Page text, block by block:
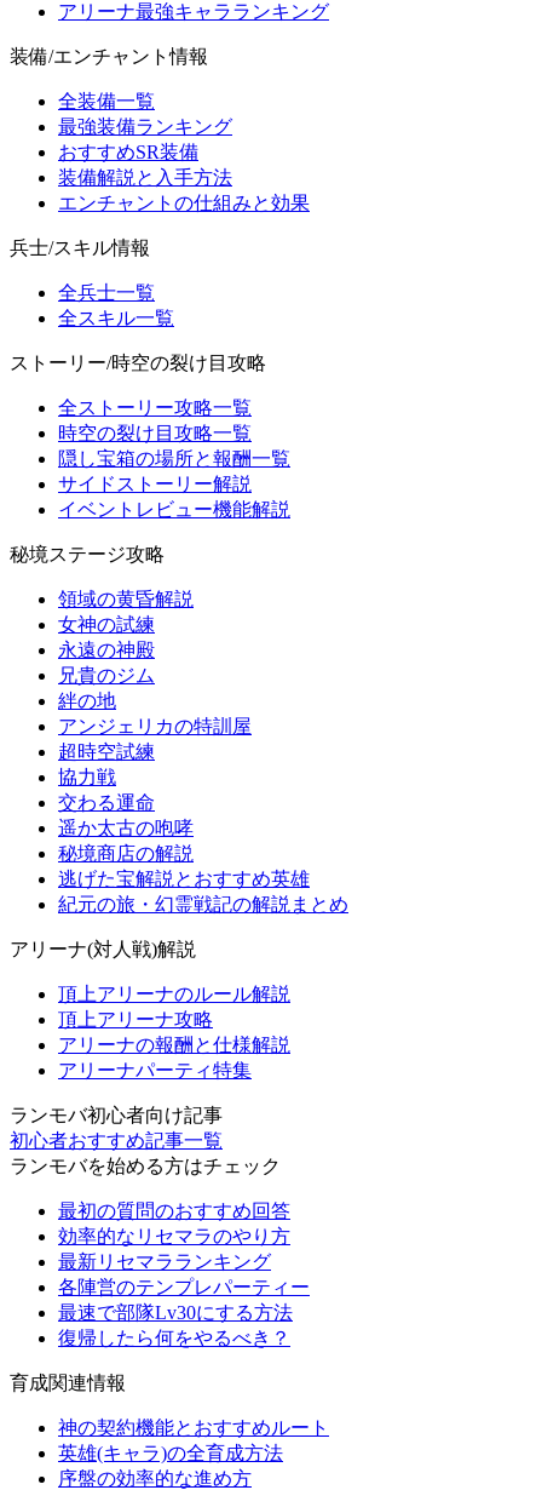
アリーナ最強キャラランキング
装備/エンチャント情報
全装備一覧
最強装備ランキング
おすすめSR装備
装備解説と入手方法
エンチャントの仕組みと効果
兵士/スキル情報
全兵士一覧
全スキル一覧
ストーリー/時空の裂け目攻略
全ストーリー攻略一覧
時空の裂け目攻略一覧
隠し宝箱の場所と報酬一覧
サイドストーリー解説
イベントレビュー機能解説
秘境ステージ攻略
領域の黄昏解説
女神の試練
永遠の神殿
兄貴のジム
絆の地
アンジェリカの特訓屋
超時空試練
協力戦
交わる運命
遥か太古の咆哮
秘境商店の解説
逃げた宝解説とおすすめ英雄
紀元の旅・幻霊戦記の解説まとめ
アリーナ(対人戦)解説
頂上アリーナのルール解説
頂上アリーナ攻略
アリーナの報酬と仕様解説
アリーナパーティ特集
ランモバ初心者向け記事
初心者おすすめ記事一覧
ランモバを始める方はチェック
最初の質問のおすすめ回答
効率的なリセマラのやり方
最新リセマラランキング
各陣営のテンプレパーティー
最速で部隊Lv30にする方法
復帰したら何をやるべき？
育成関連情報
神の契約機能とおすすめルート
英雄(キャラ)の全育成方法
序盤の効率的な進め方